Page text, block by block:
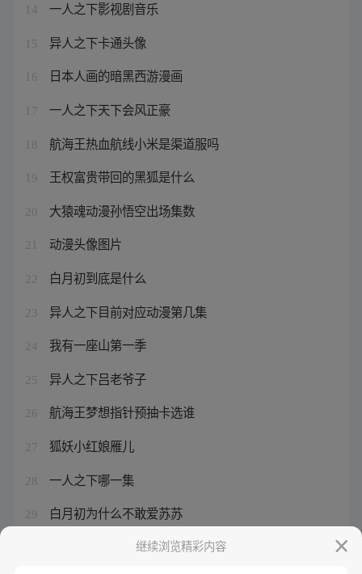
14 一人之下影视剧音乐
15 异人之下卡通头像
16 日本人画的暗黑西游漫画
17 一人之下天下会风正豪
18 航海王热血航线小米是渠道服吗
19 王权富贵带回的黑狐是什么
20 大猿魂动漫孙悟空出场集数
21 动漫头像图片
22 白月初到底是什么
23 异人之下目前对应动漫第几集
24 我有一座山第一季
25 异人之下吕老爷子
26 航海王梦想指针预抽卡选谁
27 狐妖小红娘雁儿
28 一人之下哪一集
29 白月初为什么不敢爱苏苏
异人之下主演徐三是谁继续浏览精彩内容